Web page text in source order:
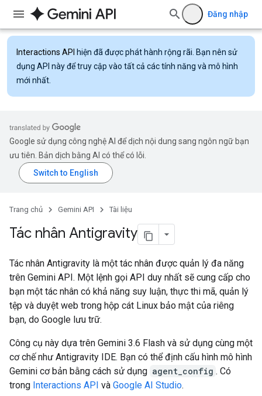
Đăng nhập
Interactions API hiện đã được phát hành rộng rãi. Bạn nên sử
dụng API này để truy cập vào tất cả các tính năng và mô hình
mới nhất.
Google sử dụng công nghệ AI để dịch nội dung sang ngôn ngữ bạn
ưu tiên. Bản dịch bằng AI có thể có lỗi.
Trang chủ Gemini API Tài liệu
Tác nhân Antigravity
Tác nhân Antigravity là một tác nhân được quản lý đa năng
trên Gemini API. Một lệnh gọi API duy nhất sẽ cung cấp cho
bạn một tác nhân có khả năng suy luận, thực thi mã, quản lý
tệp và duyệt web trong hộp cát Linux bảo mật của riêng
bạn, do Google lưu trữ.
Công cụ này dựa trên Gemini 3.6 Flash và sử dụng cùng một
cơ chế như Antigravity IDE. Bạn có thể định cấu hình mô hình
Gemini cơ bản bằng cách sử dụng agent_config . Có
trong Interactions API và Google AI Studio.